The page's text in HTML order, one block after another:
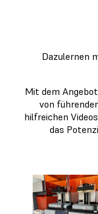
Dazulernen
Mit dem
von
hilfreichen
das